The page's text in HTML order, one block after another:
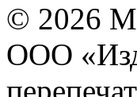
© 2026
ООО